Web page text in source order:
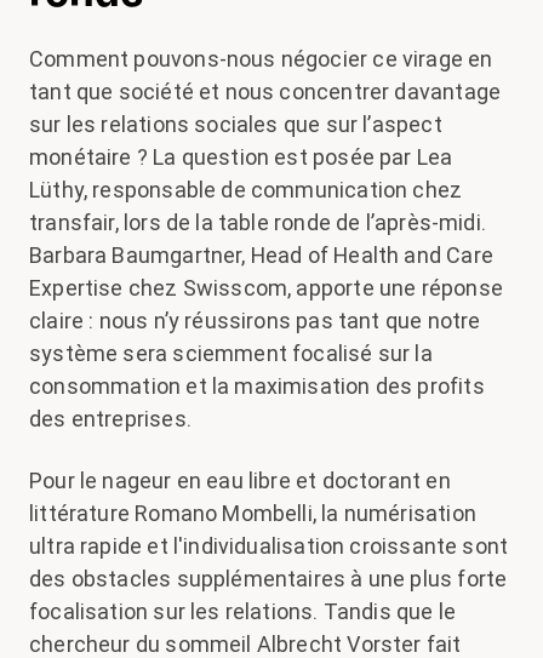
Comment pouvons-nous négocier ce virage en
tant que société et nous concentrer davantage
sur les relations sociales que sur l’aspect
monétaire ? La question est posée par Lea
Lüthy, responsable de communication chez
transfair, lors de la table ronde de l’après-midi.
Barbara Baumgartner, Head of Health and Care
Expertise chez Swisscom, apporte une réponse
claire : nous n’y réussirons pas tant que notre
système sera sciemment focalisé sur la
consommation et la maximisation des profits
des entreprises.
Pour le nageur en eau libre et doctorant en
littérature Romano Mombelli, la numérisation
ultra rapide et l'individualisation croissante sont
des obstacles supplémentaires à une plus forte
focalisation sur les relations. Tandis que le
chercheur du sommeil Albrecht Vorster fait